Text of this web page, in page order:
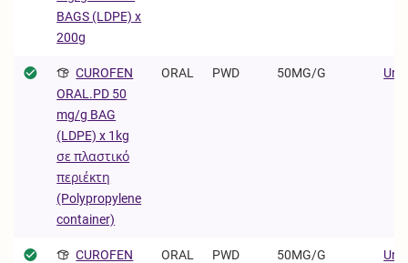
BAGS (LDPE) x
200g
CUROFEN
ORAL.PD 50
mg/g BAG
(LDPE) x 1kg
σε πλαστικό
περιέκτη
(Polypropylene
container)
ORAL PWD 50MG/G
CUROFEN
ORAL PWD 50MG/G